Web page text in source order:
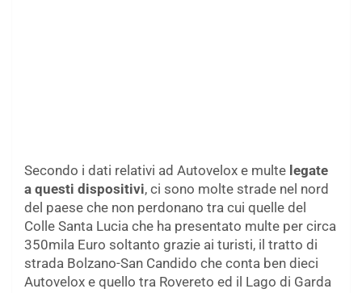
Secondo i dati relativi ad Autovelox e multe legate
a questi dispositivi, ci sono molte strade nel nord
del paese che non perdonano tra cui quelle del
Colle Santa Lucia che ha presentato multe per circa
350mila Euro soltanto grazie ai turisti, il tratto di
strada Bolzano-San Candido che conta ben dieci
Autovelox e quello tra Rovereto ed il Lago di Garda